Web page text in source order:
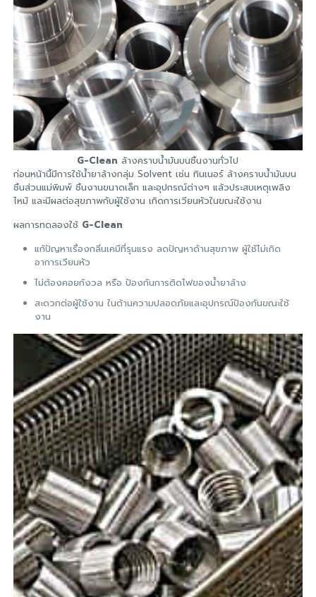
G-Clean ล้างคราบน้ำมันบนชิ้นงานทั่วไป
ก่อนหน้านี้มีการใช้น้ำยาล้างกลุ่ม Solvent เช่น ทินเนอร์ ล้างคราบน้ำมันบน
ชิ้นส่วนแม่พิมพ์ ชิ้นงานขนาดเล็ก และอุปกรณ์ต่างๆ แล้วประสบเหตุเพลิง
ไหม้ และมีผลต่อสุขภาพกับผู้ใช้งาน เกิดการเวียนหัวในขณะใช้งาน
ผลการทดลองใช้ G-Clean
แก้ปัญหาเรื่องกลิ่นเคมีที่รุนแรง ลดปัญหาด้านสุขภาพ ผู้ใช้ไม่เกิด
อาการเวียนหัว
ไม่ต้องคอยกังวล หรือ ป้องกันการติดไฟของน้ำยาล้าง
สะดวกต่อผู้ใช้งาน ในด้านความปลอดภัยและอุปกรณ์ป้องกันขณะใช้
งาน